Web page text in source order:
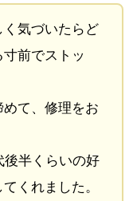
く気づいたらど
前でストッ
て、修理をお
半くらいの好
くれました。